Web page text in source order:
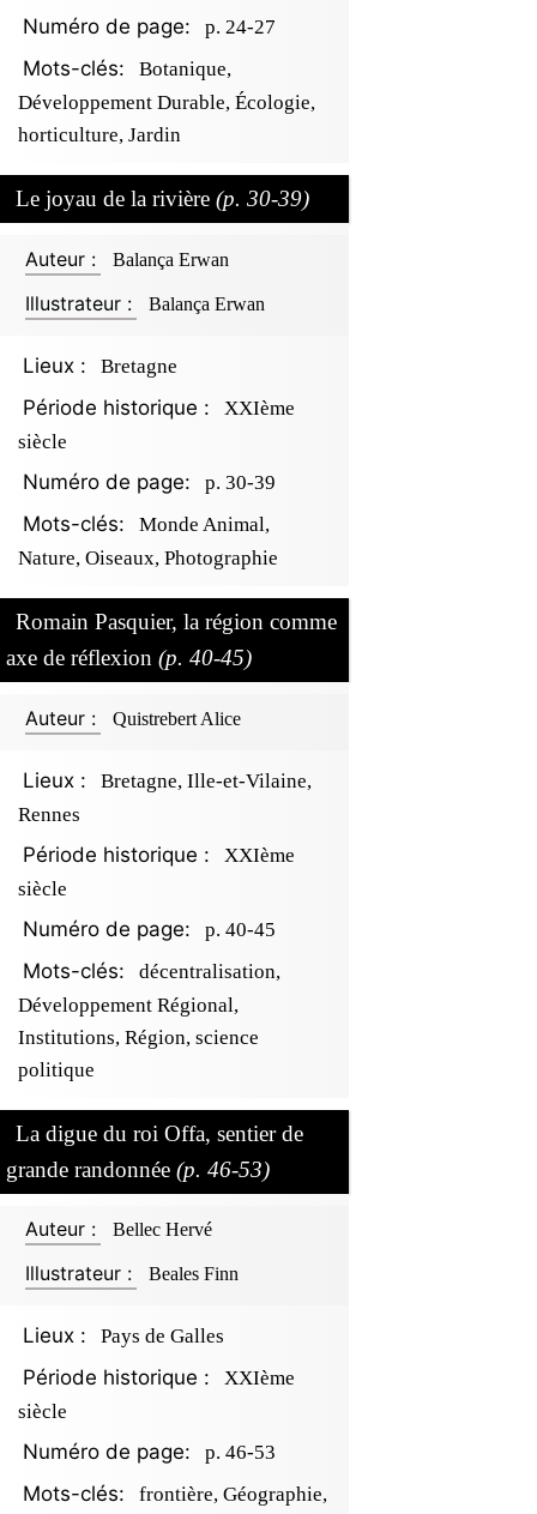
Numéro de page: p. 24-27
Mots-clés:
Botanique,
Développement Durable, Écologie,
horticulture, Jardin
Le joyau de la rivière (p. 30-39)
Auteur : Balança Erwan
Illustrateur : Balança Erwan
Lieux : Bretagne
Période historique :
XXIème
siècle
Numéro de page: p. 30-39
Mots-clés:
Monde Animal,
Nature, Oiseaux, Photographie
Romain Pasquier, la région comme
axe de réflexion (p. 40-45)
Auteur : Quistrebert Alice
Lieux :
Bretagne, Ille-et-Vilaine,
Rennes
Période historique :
XXIème
siècle
Numéro de page: p. 40-45
Mots-clés:
décentralisation,
Développement Régional,
Institutions, Région, science
politique
La digue du roi Offa, sentier de
grande randonnée (p. 46-53)
Auteur : Bellec Hervé
Illustrateur : Beales Finn
Lieux : Pays de Galles
Période historique :
XXIème
siècle
Numéro de page: p. 46-53
Mots-clés: frontière, Géographie,